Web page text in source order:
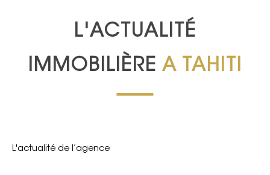
L'ACTUALITÉ
IMMOBILIÈRE A TAHITI
L'actualité de l’agence